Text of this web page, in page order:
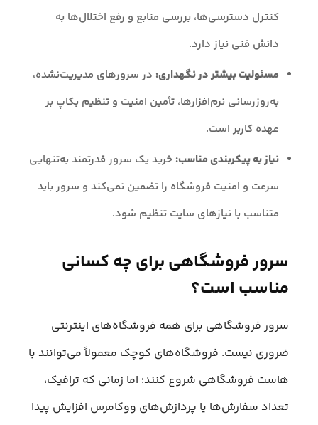
کنترل دسترسی‌ها، بررسی منابع و رفع اختلال‌ها به
دانش فنی نیاز دارد.
مسئولیت بیشتر در نگهداری: در سرورهای مدیریت‌نشده،
به‌روزرسانی نرم‌افزارها، تأمین امنیت و تنظیم بکاپ بر
عهده کاربر است.
نیاز به پیکربندی مناسب: خرید یک سرور قدرتمند به‌تنهایی
سرعت و امنیت فروشگاه را تضمین نمی‌کند و سرور باید
متناسب با نیازهای سایت تنظیم شود.
سرور فروشگاهی برای چه کسانی
مناسب است؟
سرور فروشگاهی برای همه فروشگاه‌های اینترنتی
ضروری نیست. فروشگاه‌های کوچک معمولاً می‌توانند با
هاست فروشگاهی شروع کنند؛ اما زمانی که ترافیک،
تعداد سفارش‌ها یا پردازش‌های ووکامرس افزایش پیدا